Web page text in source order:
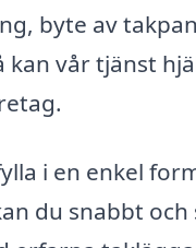
byte av
kan vår tjänst
i en enkel
du snabbt och